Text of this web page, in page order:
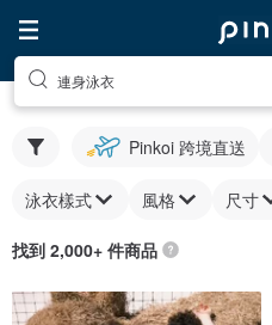
連身泳衣
Pinkoi 跨境直送
泳衣樣式 風格 尺寸
找到 2,000+ 件商品